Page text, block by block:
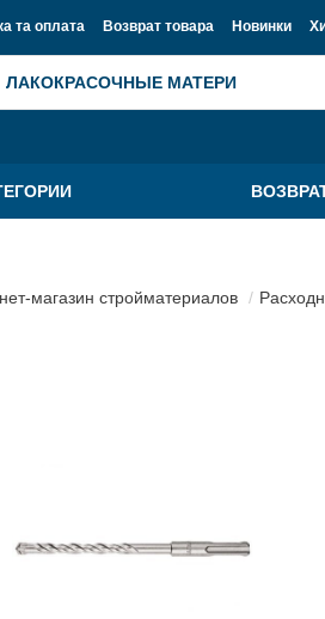
та оплата Возврат товара Новинки
магазин стройматериалов